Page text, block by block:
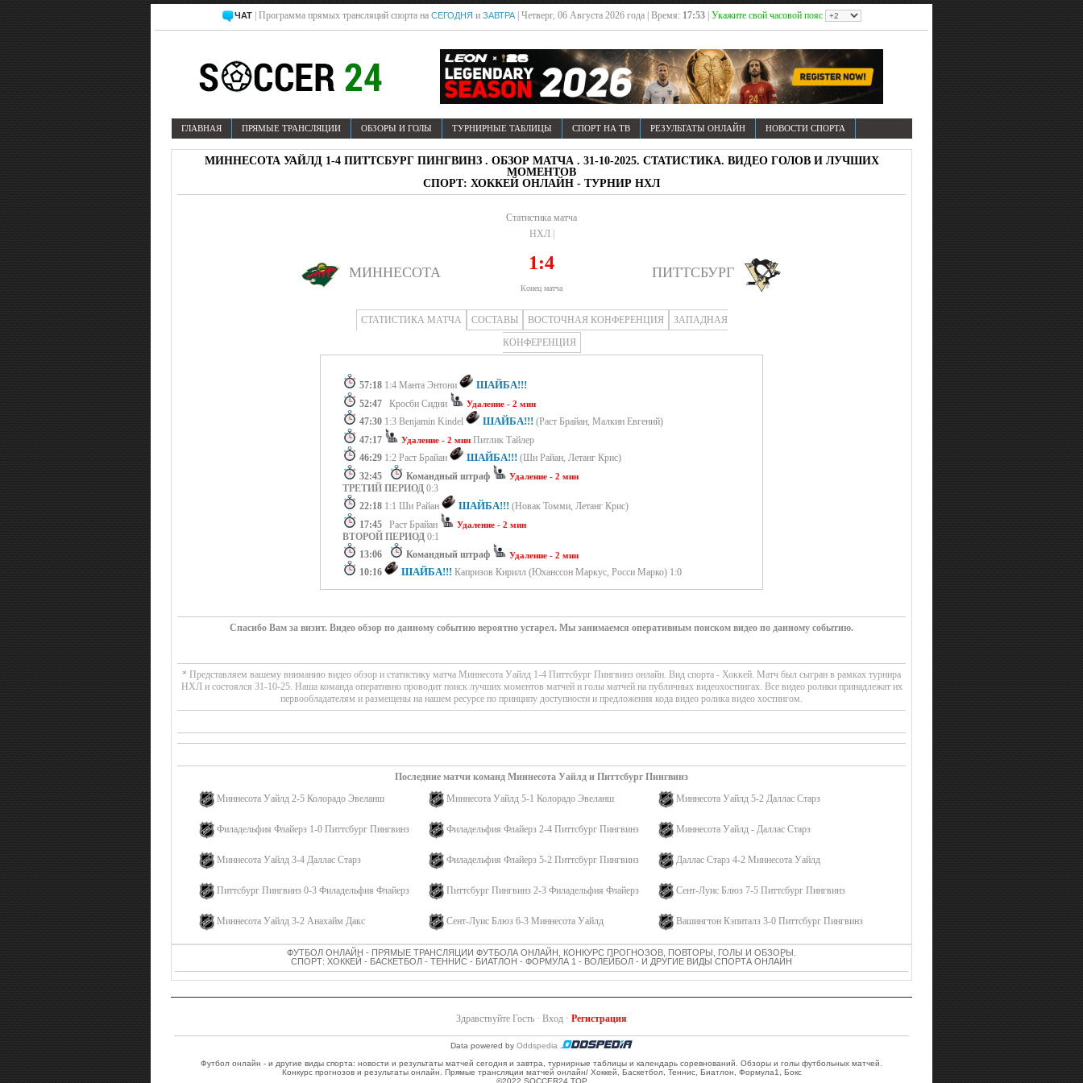
ЧАТ | Программа прямых трансляций спорта на СЕГОДНЯ и ЗАВТРА| Четверг, 06 Августа 2026 года | Время: 17:53 Укажите свой часовой пояс
ГЛАВНАЯ ПРЯМЫЕ ТРАНСЛЯЦИИ ОБЗОРЫ И ГОЛЫ ТУРНИРНЫЕ ТАБЛИЦЫ СПОРТ НА ТВ РЕЗУЛЬТАТЫ ОНЛАЙН НОВОСТИ СПОРТА
МИННЕСОТА УАЙЛД 1-4 ПИТТСБУРГ ПИНГВИНЗ . ОБЗОР МАТЧА . 31-10-2025. СТАТИСТИКА. ВИДЕО ГОЛОВ И ЛУЧШИХ
МОМЕНТОВ
СПОРТ: ХОККЕЙ ОНЛАЙН - ТУРНИР НХЛ
Статистика матча
НХЛ |
МИННЕСОТА 1:4
Конец матча
ПИТТСБУРГ
СТАТИСТИКА МАТЧА СОСТАВЫ ВОСТОЧНАЯ КОНФЕРЕНЦИЯ
ЗАПАДНАЯ
КОНФЕРЕНЦИЯ
57:18 1:4 Манта Энтони ШАЙБА!!!
52:47 Кросби Сидни Удаление - 2 мин
47:30 1:3 Benjamin Kindel ШАЙБА!!! (Раст Брайан, Малкин Евгений)
47:17
Удаление - 2 мин Питлик Тайлер
46:29 1:2 Раст Брайан ШАЙБА!!! (Ши Райан, Летанг Крис)
32:45
Командный штраф Удаление - 2 мин
ТРЕТИЙ ПЕРИОД 0:3
22:18 1:1 Ши Райан ШАЙБА!!! (Новак Томми, Летанг Крис)
17:45 Раст Брайан Удаление - 2 мин
ВТОРОЙ ПЕРИОД 0:1
13:06
Командный штраф Удаление - 2 мин
10:16 ШАЙБА!!! Капризов Кирилл (Юханссон Маркус, Росси Марко) 1:0
Спасибо Вам за визит. Видео обзор по данному событию вероятно устарел. Мы занимаемся оперативным поиском видео по данному событию.
* Представляем вашему вниманию видео обзор и статистику матча Миннесота Уайлд 1-4 Питтсбург Пингвинз онлайн. Вид спорта - Хоккей. Матч был сыгран в рамках турнира
НХЛ и состоялся 31-10-25. Наша команда оперативно проводит поиск лучших моментов матчей и голы матчей на публичных видеохостингах. Все видео ролики принадлежат их
первообладателям и размещены на нашем ресурсе по принципу доступности и предложения кода видео ролика видео хостингом.
Последние матчи команд Миннесота Уайлд и Питтсбург Пингвинз
Миннесота Уайлд 2-5 Колорадо Эвеланш
Миннесота Уайлд 5-1 Колорадо Эвеланш Миннесота Уайлд 5-2 Даллас Старз
Филадельфия Флайерз 1-0 Питтсбург Пингвинз Филадельфия Флайерз 2-4 Питтсбург Пингвинз Миннесота Уайлд - Даллас Старз
Миннесота Уайлд 3-4 Даллас Старз Филадельфия Флайерз 5-2 Питтсбург Пингвинз Даллас Старз 4-2 Миннесота Уайлд
Питтсбург Пингвинз 0-3 Филадельфия Флайерз Питтсбург Пингвинз 2-3 Филадельфия Флайерз Сент-Луис Блюз 7-5 Питтсбург Пингвинз
Миннесота Уайлд 3-2 Анахайм Дакс Сент-Луис Блюз 6-3 Миннесота Уайлд Вашингтон Кэпиталз 3-0 Питтсбург Пингвинз
ФУТБОЛ ОНЛАЙН - ПРЯМЫЕ ТРАНСЛЯЦИИ ФУТБОЛА ОНЛАЙН, КОНКУРС ПРОГНОЗОВ, ПОВТОРЫ, ГОЛЫ И ОБЗОРЫ.
СПОРТ: ХОККЕЙ - БАСКЕТБОЛ - ТЕННИС - БИАТЛОН - ФОРМУЛА 1 - ВОЛЕЙБОЛ - И ДРУГИЕ ВИДЫ СПОРТА ОНЛАЙН
Здравствуйте Гость · Вход · Регистрация
Data powered by Oddspedia
Футбол онлайн - и другие виды спорта: новости и результаты матчей сегодня и завтра, турнирные таблицы и календарь соревнований. Обзоры и голы футбольных матчей.
Конкурс прогнозов и результаты онлайн. Прямые трансляции матчей онлайн/ Хоккей, Баскетбол, Теннис, Биатлон, Формула1, Бокс
©2022 SOCCER24.TOP